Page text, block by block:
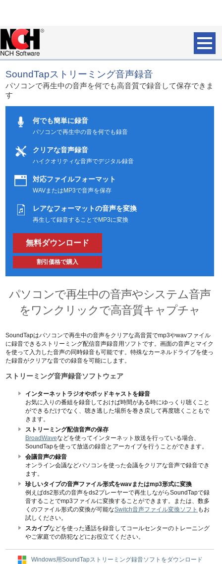
SoundTapストリーミング音声録音
パソコンで再生中の音声を何でも高音質で録音して保存できま
す
何でも簡単に録音
パソコンで再生中の音を何でも録音
クリアな音声録音
ハイクオリティな音声でデジタル録音
対応ファイルフォーマット
WAVまたはMP3で音声を保存
レアなフォーマットの音声を変換
再生して録音することでMP3に変換
無料ダウンロード
割引価格で購入
パソコンで再生中の音声やシステム音声
をワンクリックで高音質キャプチャ
SoundTapはパソコンで再生中の音声をクリアな高音質でmp3やwavファイル
に録音できるストリーミング配信音声録音用ソフトです。画面の音声とマイク
を使って入力した音声の同時録音も可能です。特殊なカーネルドライブを使っ
た録音がクリアな音での録音を可能にします。
ストリーミング音声録音ソフトウェア
インターネットラジオやポッドキャストを録音
お気に入りの番組を録音しておけば時間がある時にゆっくり聴くこと
ができるだけでなく、聴き逃した場所を巻き戻して再度聴くこともで
きます。
ストリーミング配信音声の保存
BroadWaveなどを使ってインターネット放送を行っている場合、
SoundTapを使って放送の録音とアーカイブを行うことができます。
会議音声の録音
オンライン会議などパソコンを使った会議をクリアな音声で録音でき
ます。
珍しいタイプの音声ファイル形式をwavまたはmp3形式に変換
例えばds2形式の音声をds2プレーヤーで再生しながらSoundTapで録
音することでmp3ファイルに変換することができます。または、数多
くのファイル形式の変換が可能なSwitch音声ファイル変換ソフト もお
試しください。
スカイプなどを使った通話を録音してコールセンターのトレーニング
やご家庭での防犯などにお役立てください。
Windows用SoundTapストリーミング録音ソフトをダウンロード